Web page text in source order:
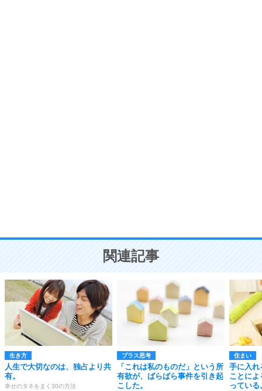
ことが大切。
関連記事
生き方
人生で大切なのは、独占より共
有。
幸せのタネをまく30の方法
プラス思考
「これは私のものだ」という所
有欲が、ばらばら事件を引き起
こした。
住まい
手に入れ
ことに
っている